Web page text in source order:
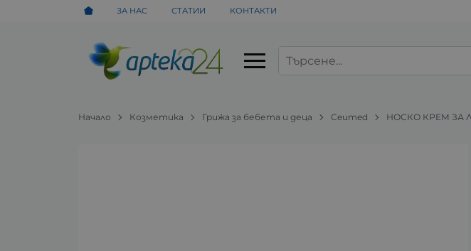
ЗА НАС СТАТИИ КОНТАКТИ
Начало Козметика Грижа за бебета и деца Ceumed НОСКО КРЕМ ЗА